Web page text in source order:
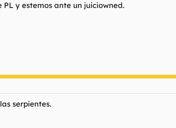
y estemos ante un juiciowned.
serpientes.